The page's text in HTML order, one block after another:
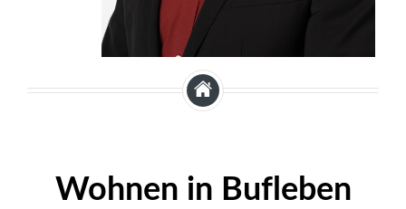
Wohnen in Bufleben